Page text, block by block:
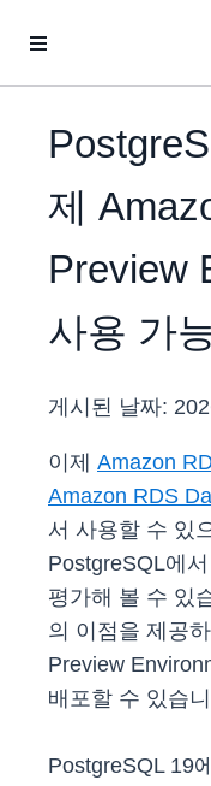
제
Preview
사용 가
게시된 날짜:
이제 Amazon
Amazon RDS
서 사용할 수 있
PostgreSQL에
평가해 볼 수 있
의 이점을 제공
Preview
배포할 수 있습
PostgreSQL 19